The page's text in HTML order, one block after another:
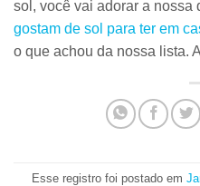
sol, você vai adorar a nossa
gostam de sol para ter em
o que achou da nossa lista.
Esse registro foi postado em